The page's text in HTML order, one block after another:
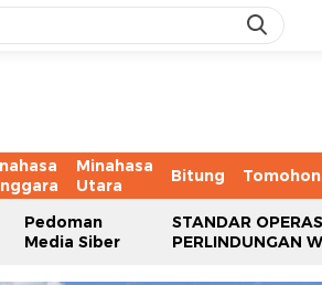
Minahasa
Utara
Bitung Tomohon
Pedoman
Media Siber
STANDAR
PERLINDUNGAN